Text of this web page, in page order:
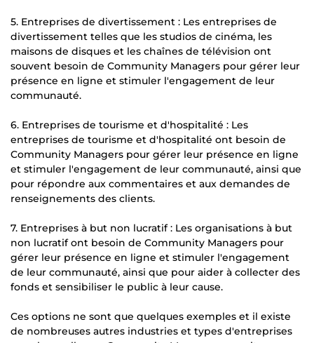
5. Entreprises de divertissement : Les entreprises de
divertissement telles que les studios de cinéma, les
maisons de disques et les chaînes de télévision ont
souvent besoin de Community Managers pour gérer leur
présence en ligne et stimuler l'engagement de leur
communauté.
6. Entreprises de tourisme et d'hospitalité : Les
entreprises de tourisme et d'hospitalité ont besoin de
Community Managers pour gérer leur présence en ligne
et stimuler l'engagement de leur communauté, ainsi que
pour répondre aux commentaires et aux demandes de
renseignements des clients.
7. Entreprises à but non lucratif : Les organisations à but
non lucratif ont besoin de Community Managers pour
gérer leur présence en ligne et stimuler l'engagement
de leur communauté, ainsi que pour aider à collecter des
fonds et sensibiliser le public à leur cause.
Ces options ne sont que quelques exemples et il existe
de nombreuses autres industries et types d'entreprises